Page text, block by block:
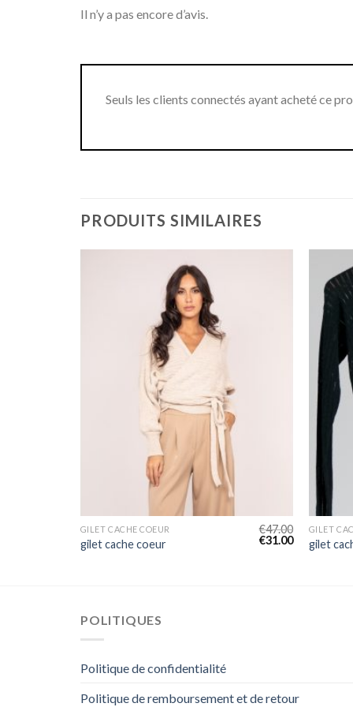
Il n’y a pas encore d’avis.
Seuls les clients connectés ayant acheté ce
PRODUITS SIMILAIRES
GILET CACHE COEUR
gilet cache coeur
€47.00
€31.00
GILET
gilet
POLITIQUES
Politique de confidentialité
Politique de remboursement et de retour